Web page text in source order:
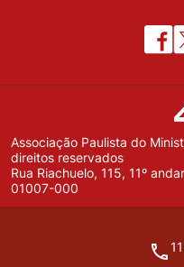
Associação Paulista do
direitos reservados
Rua Riachuelo, 115, 11º
01007-000